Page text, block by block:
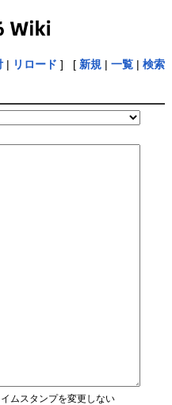
| リロード ] [ 新規| 一覧| 検索
イムスタンプを変更しない